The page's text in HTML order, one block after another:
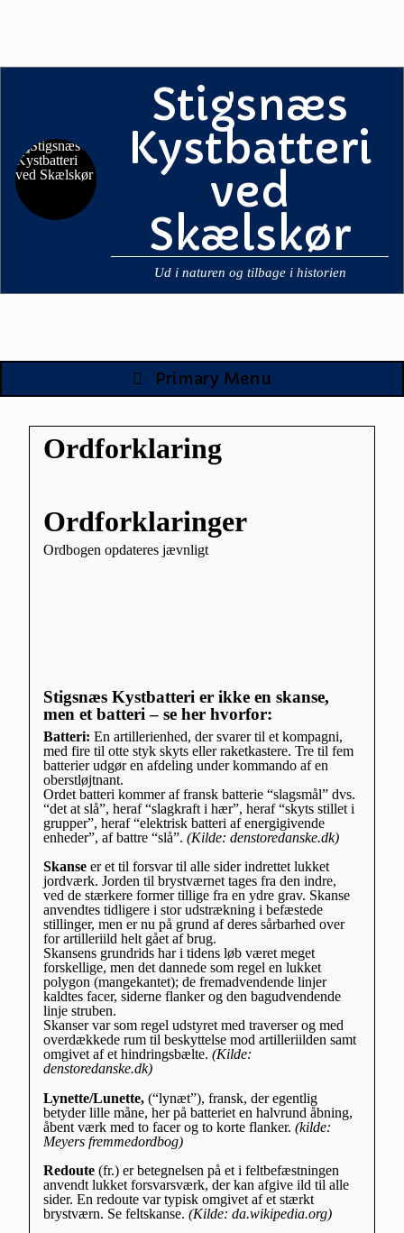
Stigsnæs
Kystbatteri
ved
Skælskør
Ud i naturen og tilbage i historien
Primary Menu
Ordforklaring
Ordforklaringer
Ordbogen opdateres jævnligt
Stigsnæs Kystbatteri er ikke en skanse,
men et batteri – se her hvorfor:
Batteri: En artillerienhed, der svarer til et kompagni,
med fire til otte styk skyts eller raketkastere. Tre til fem
batterier udgør en afdeling under kommando af en
oberstløjtnant.
Ordet batteri kommer af fransk batterie “slagsmål” dvs.
“det at slå”, heraf “slagkraft i hær”, heraf “skyts stillet i
grupper”, heraf “elektrisk batteri af energigivende
enheder”, af battre “slå”. (Kilde: denstoredanske.dk)
Skanse er et til forsvar til alle sider indrettet lukket
jordværk. Jorden til brystværnet tages fra den indre,
ved de stærkere former tillige fra en ydre grav. Skanse
anvendtes tidligere i stor udstrækning i befæstede
stillinger, men er nu på grund af deres sårbarhed over
for artilleriild helt gået af brug.
Skansens grundrids har i tidens løb været meget
forskellige, men det dannede som regel en lukket
polygon (mangekantet); de fremadvendende linjer
kaldtes facer, siderne flanker og den bagudvendende
linje struben.
Skanser var som regel udstyret med traverser og med
overdækkede rum til beskyttelse mod artilleriilden samt
omgivet af et hindringsbælte. (Kilde:
denstoredanske.dk)
Lynette/Lunette, (“lynæt”), fransk, der egentlig
betyder lille måne, her på batteriet en halvrund åbning,
åbent værk med to facer og to korte flanker.(kilde:
Meyers fremmedordbog)
Redoute (fr.) er betegnelsen på et i feltbefæstningen
anvendt lukket forsvarsværk, der kan afgive ild til alle
sider. En redoute var typisk omgivet af et stærkt
brystværn. Se feltskanse.(Kilde: da.wikipedia.org)